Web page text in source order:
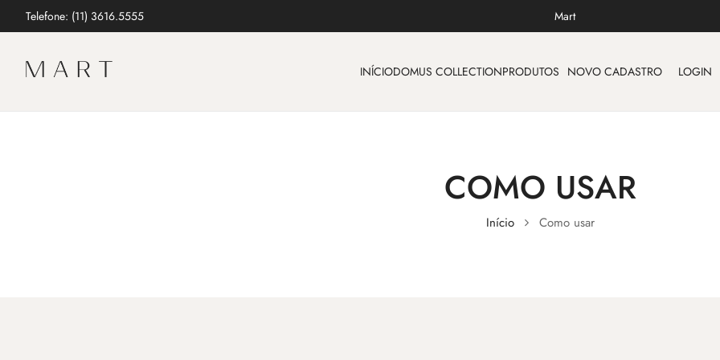
Telefone: (11) 3616.5555 Mart
INÍCIODOMUS COLLECTIONPRODUTOS NOVO CADASTRO LOGIN
COMO USAR
Início Como usar